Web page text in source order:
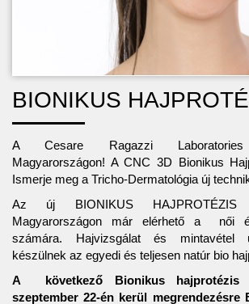
BIONIKUS
A Cesare Ragazzi Laboratories
Magyarországon! A CNC 3D Bionikus
Ismerje meg a Tricho-Dermatológia új
Az új BIONIKUS HAJPROTÉZIS
Magyarországon már elérhető a női
számára. Hajvizsgálat és mintavétel
készülnek az egyedi és teljesen natúr bio
A következő Bionikus hajprotézis
szeptember 22-én kerül megrendezésre